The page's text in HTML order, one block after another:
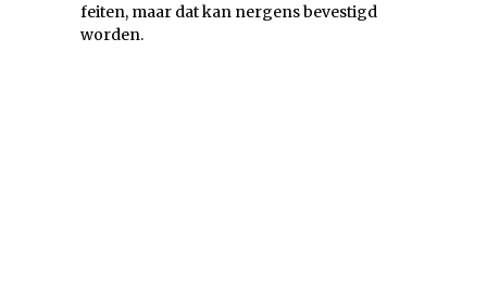
feiten, maar dat kan nergens bevestigd
worden.